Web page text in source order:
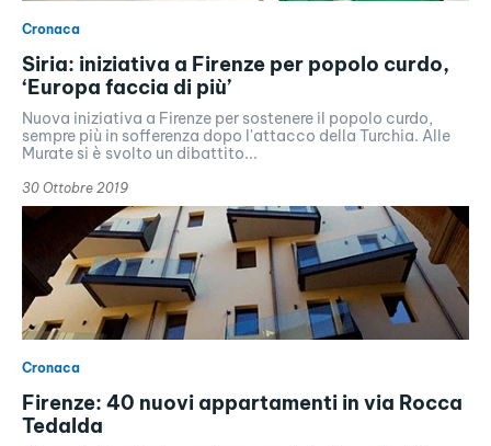
Cronaca
Siria: iniziativa a Firenze per popolo curdo,
‘Europa faccia di più’
Nuova iniziativa a Firenze per sostenere il popolo curdo,
sempre più in sofferenza dopo l'attacco della Turchia. Alle
Murate si è svolto un dibattito...
30 Ottobre 2019
Cronaca
Firenze: 40 nuovi appartamenti in via Rocca
Tedalda